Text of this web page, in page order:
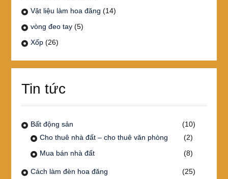
Vật liệu làm hoa đăng (14)
vòng đeo tay (5)
Xốp (26)
Tin tức
Bất động sản
(10)
Cho thuê nhà đất – cho thuê văn phòng
(2)
Mua bán nhà đất
(8)
Cách làm đèn hoa đăng
(25)